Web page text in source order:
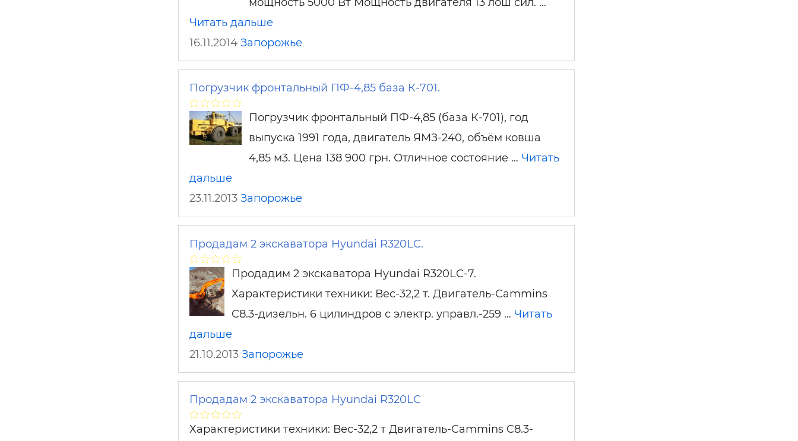
Читать дальше
16.11.2014 Запорожье
Погрузчик фронтальный ПФ-4,85 база К-701.
Погрузчик фронтальный ПФ-4,85 (база К-701), год
выпуска 1991 года, двигатель ЯМЗ-240, объём ковша
4,85 м3. Цена 138 900 грн. Отличное состояние … Читать
дальше
23.11.2013 Запорожье
Продадам 2 экскаватора Hyundai R320LC.
Продадим 2 экскаватора Hyundai R320LC-7.
Характеристики техники: Вес-32,2 т. Двигатель-Cammins
C8.3-дизельн. 6 цилиндров с электр. управл.-259 … Читать
дальше
21.10.2013 Запорожье
Продадам 2 экскаватора Hyundai R320LC
Характеристики техники: Вес-32,2 т Двигатель-Cammins C8.3-